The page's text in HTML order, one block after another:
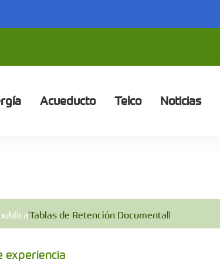
Acueducto Telco Noticias
Tablas de Retención Documental
experiencia